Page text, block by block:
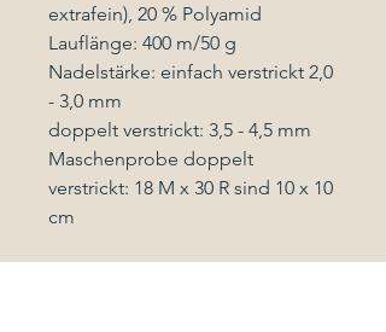
extrafein), 20 % Polyamid
Lauflänge: 400 m/50 g
Nadelstärke: einfach verstrickt 2,0
- 3,0 mm
doppelt verstrickt: 3,5 - 4,5 mm
Maschenprobe doppelt
verstrickt: 18 M x 30 R sind 10 x 10
cm